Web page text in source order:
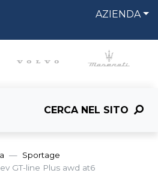
AZIENDA
CERCA NEL SITO
Sportage
GT-line Plus awd at6